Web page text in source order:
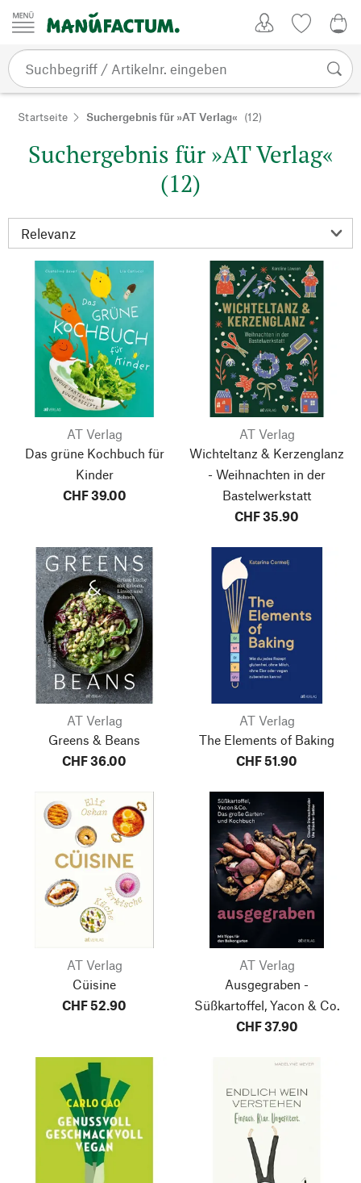
Zum Inhalt springen
Startseite Suchergebnis für »AT Verlag« (12)
Suchergebnis für »AT Verlag«
(12)
AT Verlag
Das grüne Kochbuch für
Kinder
CHF 39.00
AT Verlag
Wichteltanz & Kerzenglanz
- Weihnachten in der
Bastelwerkstatt
CHF 35.90
AT Verlag
Greens & Beans
CHF 36.00
AT Verlag
The Elements of Baking
CHF 51.90
AT Verlag
Cüisine
CHF 52.90
AT Verlag
Ausgegraben -
Süßkartoffel, Yacon & Co.
CHF 37.90